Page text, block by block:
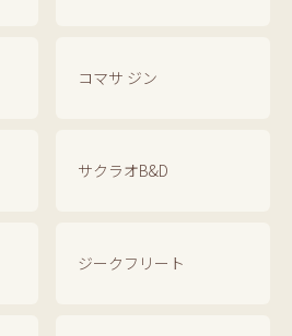
コマサ ジン
サクラオB&D
ジークフリート